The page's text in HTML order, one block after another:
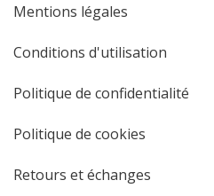
Mentions légales
Conditions d'utilisation
Politique de confidentialité
Politique de cookies
Retours et échanges